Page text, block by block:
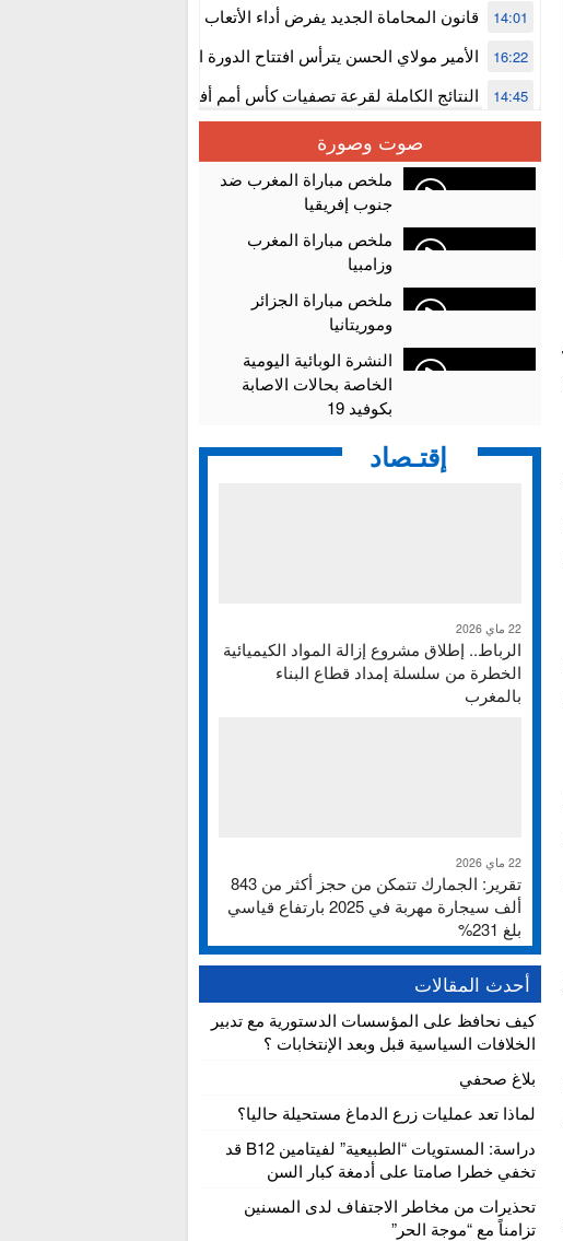
المستوى الأول
قانون المحاماة الجديد يفرض أداء الأتعاب التي تفوق 10 آلاف درهم بالشيك 14:01
الأمير مولاي الحسن يترأس افتتاح الدورة الثالثة من معرض المغرب
الألعاب الإلكترونية
16:22
النتائج الكاملة لقرعة تصفيات كأس أمم أفريقيا 2027 14:45
سلا.. توقيف ثلاثة مروجين وحجز أكثر من 4300 قرص مخدر وكوكايين وإكستازي
أقراص مهلوسة داخل فضاء للشيشة تستنفر شرطة أكادير 12:48
صوت وصورة
ملخص مباراة المغرب ضد
جنوب إفريقيا
ملخص مباراة المغرب
وزامبيا
ملخص مباراة الجزائر
وموريتانيا
النشرة الوبائية اليومية
الخاصة بحالات الاصابة
بكوفيد 19
إقتـصاد
22 ماي 2026
الرباط.. إطلاق مشروع إزالة المواد الكيميائية
الخطرة من سلسلة إمداد قطاع البناء
بالمغرب
22 ماي 2026
تقرير: الجمارك تتمكن من حجز أكثر من 843
ألف سيجارة مهربة في 2025 بارتفاع قياسي
بلغ 231%
أحدث المقالات
كيف نحافظ على المؤسسات الدستورية مع تدبير
الخلافات السياسية قبل وبعد الإنتخابات ؟
بلاغ صحفي
لماذا تعد عمليات زرع الدماغ مستحيلة حاليا؟
دراسة: المستويات “الطبيعية” لفيتامين B12 قد
تخفي خطرا صامتا على أدمغة كبار السن
تحذيرات من مخاطر الاجتفاف لدى المسنين
تزامناً مع “موجة الحر”